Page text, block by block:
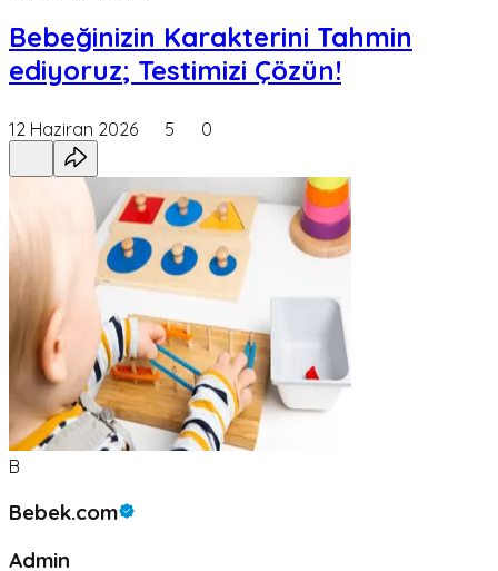
Bebeğinizin Karakterini Tahmin
ediyoruz; Testimizi Çözün!
12 Haziran 2026 5 0
B
Bebek.com
Admin